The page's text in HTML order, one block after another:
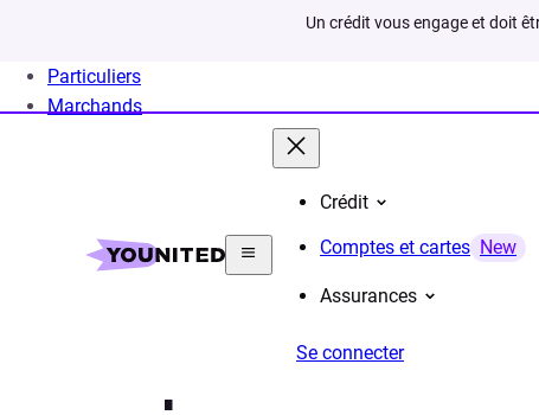
Un crédit vous engage et doit
Particuliers
Marchands
Crédit
Comptes et cartes New
Assurances
Se connecter
Home Crédit Consommation Infos
Comparateur